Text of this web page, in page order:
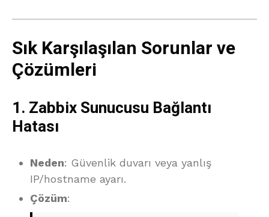
Sık Karşılaşılan Sorunlar ve
Çözümleri
1. Zabbix Sunucusu Bağlantı
Hatası
Neden: Güvenlik duvarı veya yanlış
IP/hostname ayarı.
Çözüm: